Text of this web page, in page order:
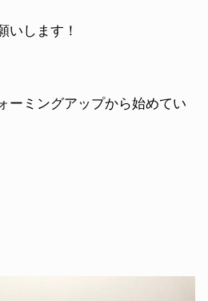
いします！
ーミングアップから始めてい